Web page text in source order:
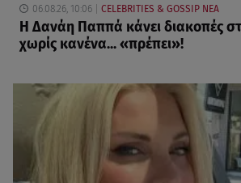
06.08.26, 10:06 CELEBRITIES & GOSSIP ΝΕΑ
Η Δανάη Παππά κάνει διακοπές
χωρίς κανένα... «πρέπει»!